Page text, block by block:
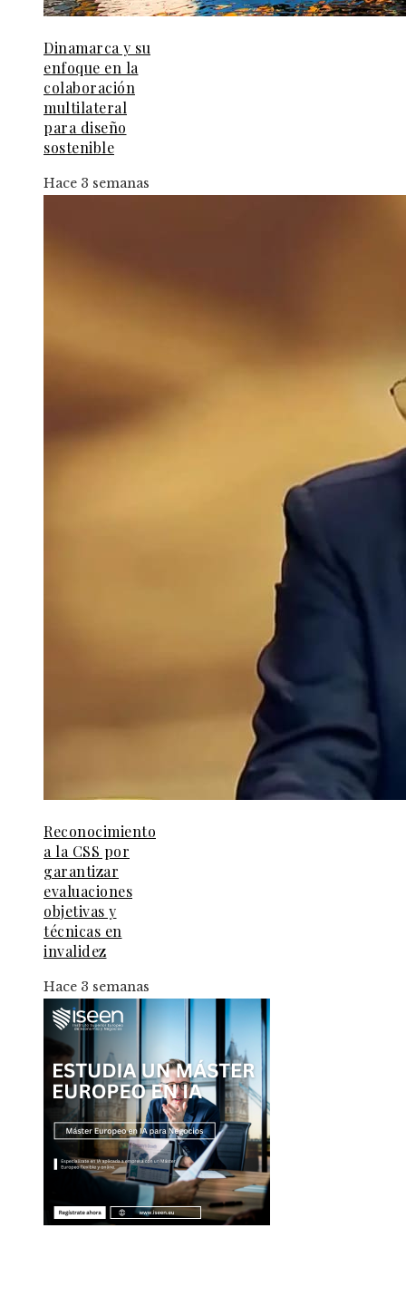
Dinamarca y su
enfoque en la
colaboración
multilateral
para diseño
sostenible
Hace 3 semanas
Reconocimiento
a la CSS por
garantizar
evaluaciones
objetivas y
técnicas en
invalidez
Hace 3 semanas